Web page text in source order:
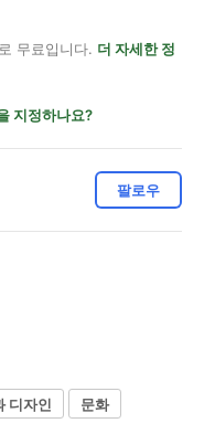
무료입니다. 더 자세한 정
지정하나요?
팔로우
디자인 문화